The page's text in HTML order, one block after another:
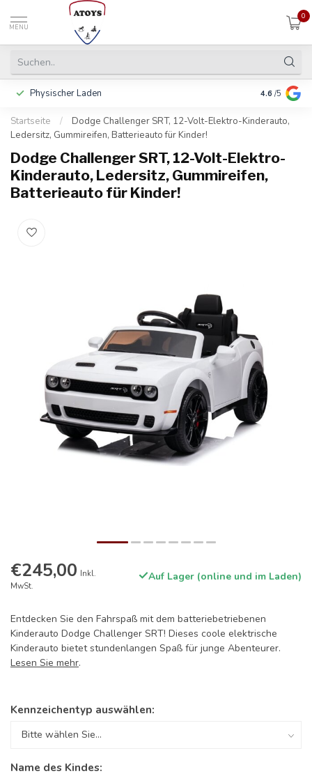
MENU
0
Physischer Laden In 3 Raten
4.6 /5
Startseite /
Dodge Challenger SRT, 12-Volt-Elektro-Kinderauto,
Ledersitz, Gummireifen, Batterieauto für Kinder!
Dodge Challenger SRT, 12-Volt-Elektro-
Kinderauto, Ledersitz, Gummireifen,
Batterieauto für Kinder!
€245,00 Inkl.
MwSt.
Auf Lager (online und im Laden)
Entdecken Sie den Fahrspaß mit dem batteriebetriebenen
Kinderauto Dodge Challenger SRT! Dieses coole elektrische
Kinderauto bietet stundenlangen Spaß für junge Abenteurer.
Lesen Sie mehr.
Kennzeichentyp auswählen:
Name des Kindes: